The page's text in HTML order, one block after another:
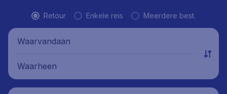
Retour Enkele reis Meerdere best.
Waarvandaan
Waarheen